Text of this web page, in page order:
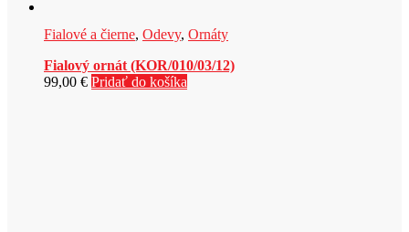
Fialové a čierne, Odevy, Ornáty
Fialový ornát (KOR/010/03/12)
99,00 € Pridať do košíka